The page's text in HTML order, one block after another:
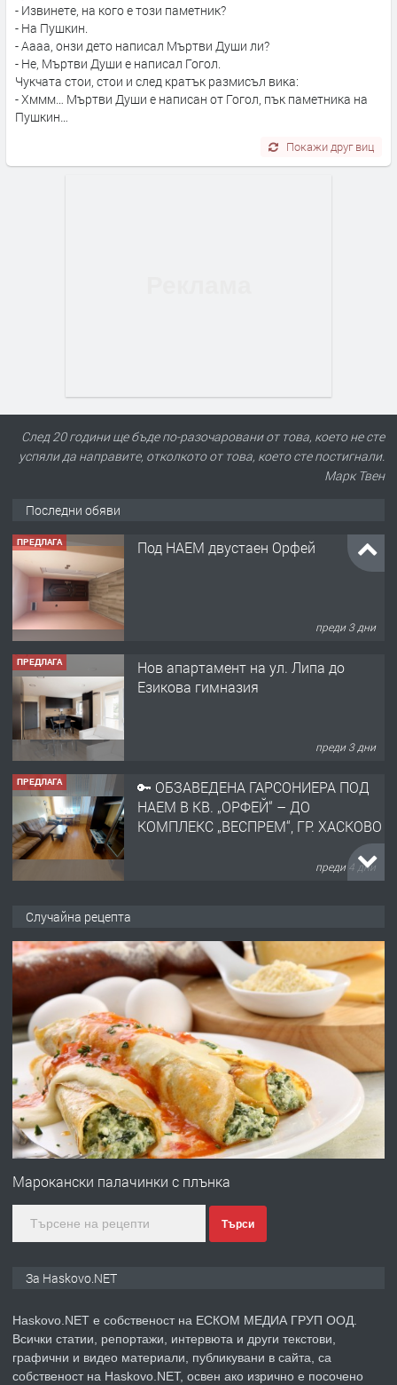
- Извинете, на кого е този паметник?
- На Пушкин.
- Аааа, онзи дето написал Мъртви Души ли?
- Не, Мъртви Души е написал Гогол.
Чукчата стои, стои и след кратък размисъл вика:
- Хммм… Мъртви Души е написан от Гогол, пък паметника на
Пушкин…
Покажи друг виц
След 20 години ще бъде по-разочаровани от това, което не сте
успяли да направите, отколкото от това, което сте постигнали.
Марк Твен
Последни обяви
ПРЕДЛАГА Под НАЕМ двустаен Орфей
преди 3 дни
ПРЕДЛАГА
Нов апартамент на ул. Липа до
Езикова гимназия
преди 3 дни
ПРЕДЛАГА
🔑 ОБЗАВЕДЕНА ГАРСОНИЕРА ПОД
НАЕМ В КВ. „ОРФЕЙ“ – ДО
КОМПЛЕКС „ВЕСПРЕМ“, ГР. ХАСКОВО
преди 4 дни
АПАРТАМЕНТ В ЦЕНТЪРА НА ГР.
ХАСКОВО
преди 5 дни
ПРЕДЛАГА Давам гараж под наем
преди 5 дни
ПРЕДЛАГА
№4120 Магазин/Офис под наем в кв.
градската градина!
преди 6 дни
ПРЕДЛАГА
Случайна рецепта
Марокански палачинки с плънка
Търси
За Haskovo.NET
Haskovo.NET е собственост на ЕСКОМ МЕДИА ГРУП ООД.
Всички статии, репортажи, интервюта и други текстови,
графични и видео материали, публикувани в сайта, са
собственост на Haskovo.NET, освен ако изрично е посочено